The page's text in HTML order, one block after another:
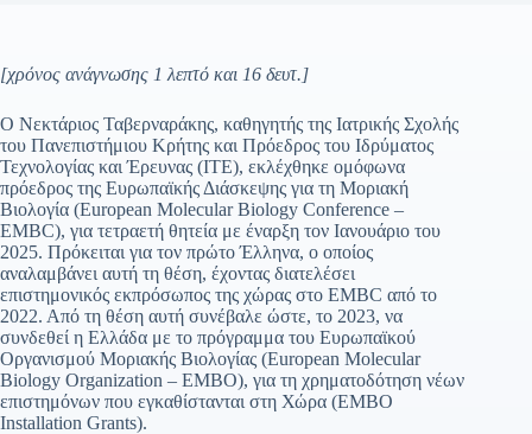
[χρόνος ανάγνωσης 1 λεπτό και 16 δευτ.]
Ο Νεκτάριος Ταβερναράκης, καθηγητής της Ιατρικής Σχολής
του Πανεπιστήμιου Κρήτης και Πρόεδρος του Ιδρύματος
Τεχνολογίας και Έρευνας (ΙΤΕ), εκλέχθηκε ομόφωνα
πρόεδρος της Ευρωπαϊκής Διάσκεψης για τη Μοριακή
Βιολογία (European Molecular Biology Conference –
EMBC), για τετραετή θητεία με έναρξη τον Ιανουάριο του
2025. Πρόκειται για τον πρώτο Έλληνα, ο οποίος
αναλαμβάνει αυτή τη θέση, έχοντας διατελέσει
επιστημονικός εκπρόσωπος της χώρας στο EMBC από το
2022. Από τη θέση αυτή συνέβαλε ώστε, το 2023, να
συνδεθεί η Ελλάδα με το πρόγραμμα του Ευρωπαϊκού
Οργανισμού Μοριακής Βιολογίας (European Molecular
Biology Organization – EMBO), για τη χρηματοδότηση νέων
επιστημόνων που εγκαθίστανται στη Χώρα (EMBO
Installation Grants).